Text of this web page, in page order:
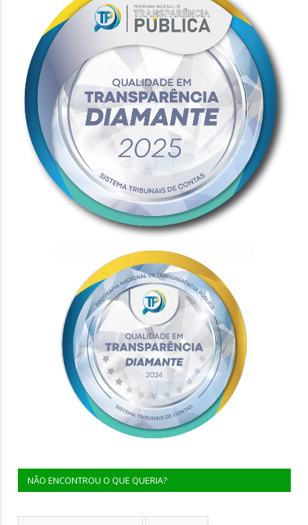
NÃO ENCONTROU O QUE QUERIA?